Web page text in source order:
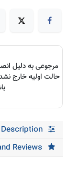
مرجوعی به دلیل
حالت اولیه خارج
Description
Reviews